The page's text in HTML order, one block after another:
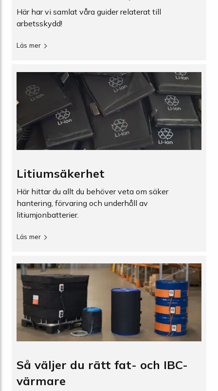
Här har vi samlat våra guider relaterat till
arbetsskydd!
Läs mer
Litiumsäkerhet
Här hittar du allt du behöver veta om säker
hantering, förvaring och underhåll av
litiumjonbatterier.
Läs mer
Så väljer du rätt fat- och IBC-
värmare